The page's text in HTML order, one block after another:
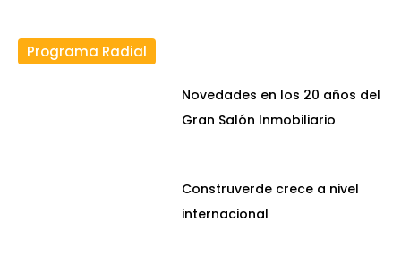
Programa Radial
Novedades en los 20 años del
Gran Salón Inmobiliario
Construverde crece a nivel
internacional